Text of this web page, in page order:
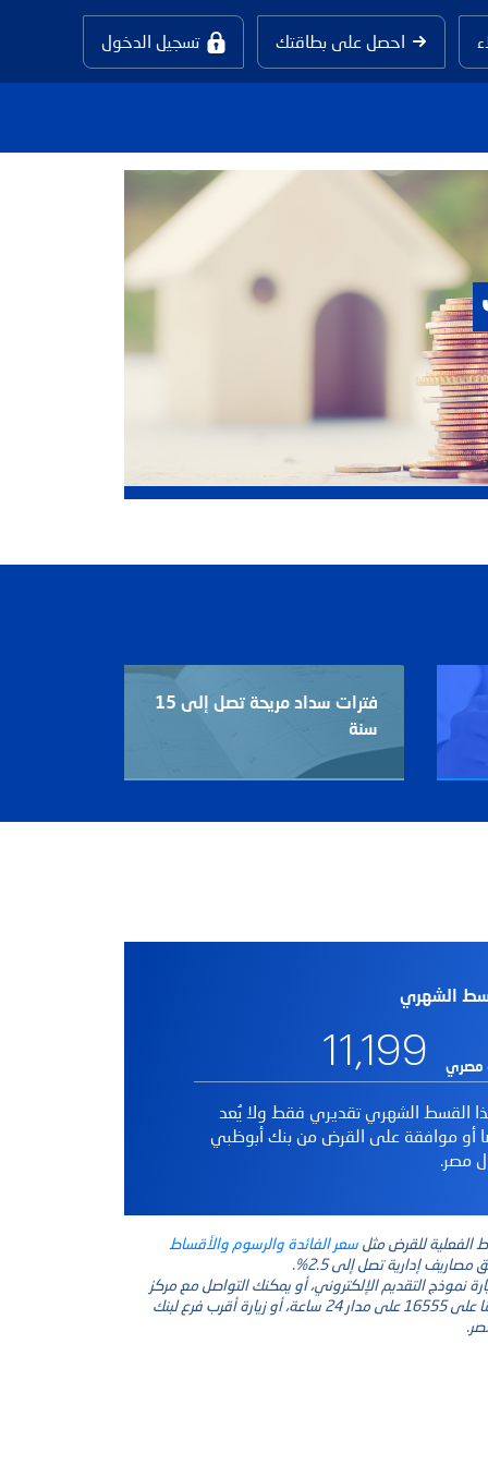
احصل على بطاقتك تسجيل الدخول
فترات سداد مريحة تصل إلى 15
سنة
الشهري
مصري 11,199
القسط الشهري تقديري فقط ولا يُعد
أو موافقة على القرض من بنك أبوظبي
مصر
الفعلية للقرض مثلسعر الفائدة والرسوم والأقساط
مصاريف إدارية تصل إلى 2.5%.
نموذج التقديم الإلكتروني، أو يمكنك التواصل مع مركز
الاتصال الخاص بنا على 16555 على مدار 24 ساعة، أو زيارة أقرب فرع لبنك